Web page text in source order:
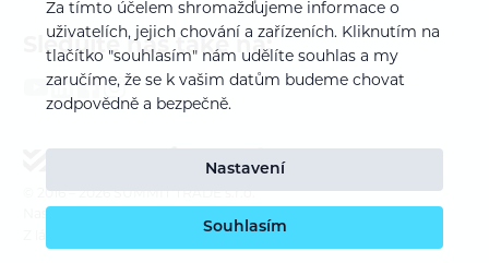
Sledujte nás také na:
© 2016 – 2026SUMMIT TRADE s.r.o.
Za tímto účelem shromažďujeme informace o
uživatelích, jejich chování a zařízeních. Kliknutím na
tlačítko "souhlasím" nám udělíte souhlas a my
zaručíme, že se k vašim datům budeme chovat
zodpovědně a bezpečně.
Nastavení
Souhlasím